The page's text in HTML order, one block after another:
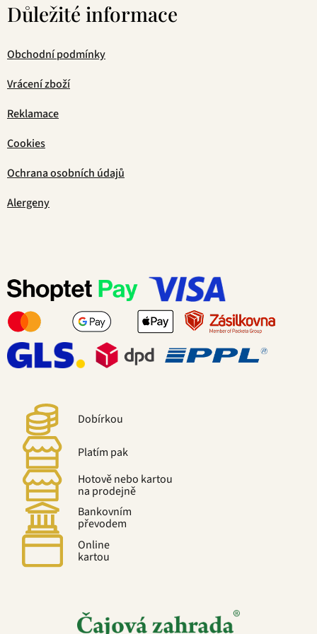
Důležité informace
Obchodní podmínky
Vrácení zboží
Reklamace
Cookies
Ochrana osobních údajů
Alergeny
Dobírkou
Platím pak
Hotově nebo kartou
na prodejně
Bankovním
převodem
Online
kartou